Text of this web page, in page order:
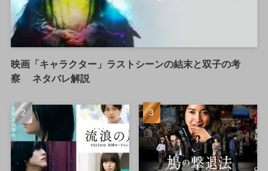
映画「キャラクター」ラストシーンの結末と双子の考
察 ネタバレ解説